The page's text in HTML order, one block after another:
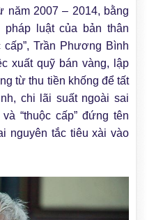
năm 2007 – 2014, bằng
luật của bản thân
Trần Phương Bình
xuất quỹ bán vàng, lập
từ thu tiền khống để tất
chi lãi suất ngoài sai
“thuộc cấp” đứng tên
nguyên tắc tiêu xài vào